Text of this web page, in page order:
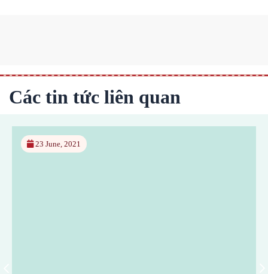
Các tin tức liên quan
23 June, 2021